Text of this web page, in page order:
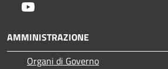
AMMINISTRAZIONE
Organi di Governo